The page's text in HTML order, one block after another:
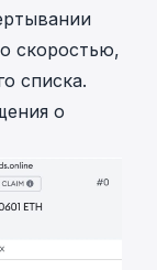
скоростью,
списка.
о